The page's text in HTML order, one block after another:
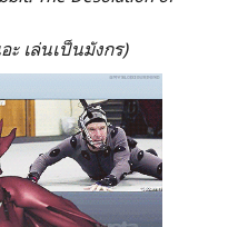
ะ เล่นเป็นมังกร)